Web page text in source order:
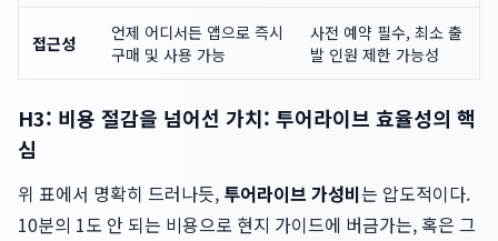
접근성
언제 어디서든 앱으로 즉시
구매 및 사용 가능
사전 예약 필수, 최소 출
발 인원 제한 가능성
H3: 비용 절감을 넘어선 가치: 투어라이브 효율성의 핵
심
위 표에서 명확히 드러나듯, 투어라이브 가성비는 압도적이다.
10분의 1도 안 되는 비용으로 현지 가이드에 버금가는, 혹은 그